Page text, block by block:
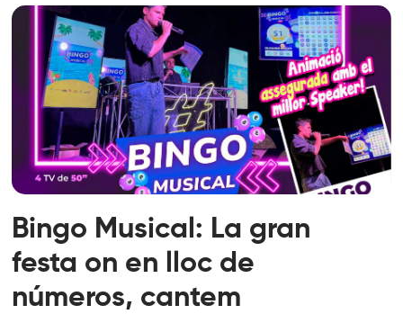
Bingo Musical: La gran
festa on en lloc de
números, cantem